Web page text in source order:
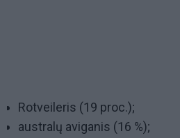
Rotveileris (19 proc.);
australų aviganis (16 %);